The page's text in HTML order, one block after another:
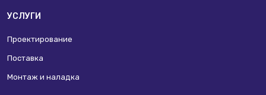
УСЛУГИ
Проектирование
Поставка
Монтаж и наладка